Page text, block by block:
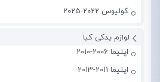
کولیوس 2022-2025
لوازم یدکی کیا
اپتیما 2006-2010
اپتیما 2011-2013